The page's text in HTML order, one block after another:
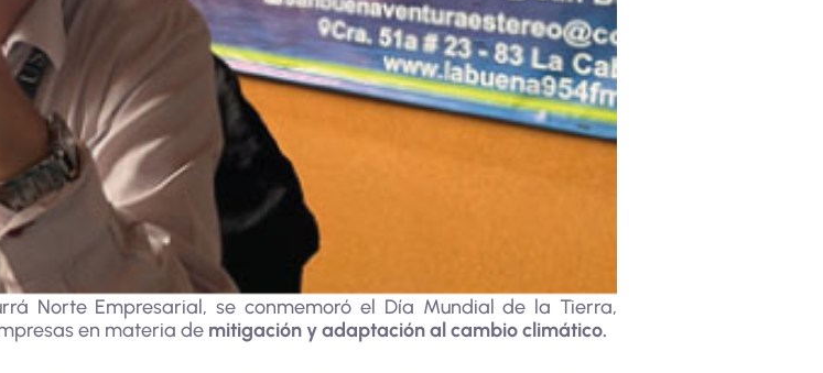
Norte Empresarial, se conmemoró el Día Mundial de la Tierra,
en materia de mitigación y adaptación al cambio climático.